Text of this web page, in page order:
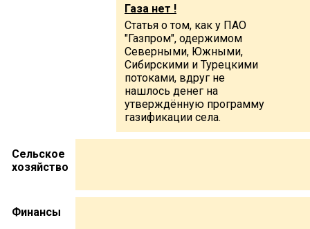
Газа нет !
Статья о том, как у ПАО
"Газпром", одержимом
Северными, Южными,
Сибирскими и Турецкими
потоками, вдруг не
нашлось денег на
утверждённую программу
газификации села.
Сельское
хозяйство
Финансы